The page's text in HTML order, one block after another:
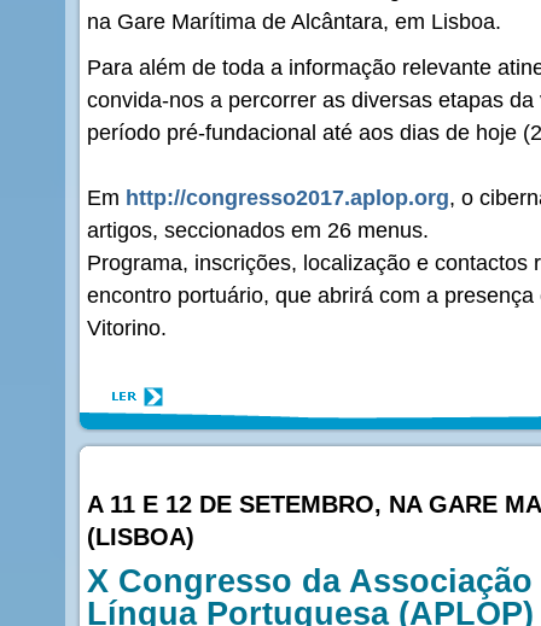
na Gare Marítima de Alcântara, em Lisboa.
Para além de toda a informação relevante
convida-nos a percorrer as diversas etapas
período pré-fundacional até aos dias de hoje
Em http://congresso2017.aplop.org, o
artigos, seccionados em 26 menus.
Programa, inscrições, localização e contactos
encontro portuário, que abrirá com a
Vitorino.
A 11 E 12 DE SETEMBRO, NA GARE
(LISBOA)
X Congresso da
Língua Portuguesa (APLOP)